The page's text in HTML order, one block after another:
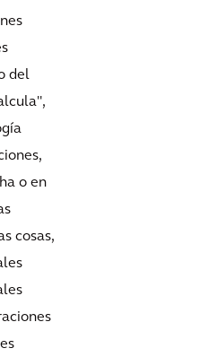
del
o en
cosas,